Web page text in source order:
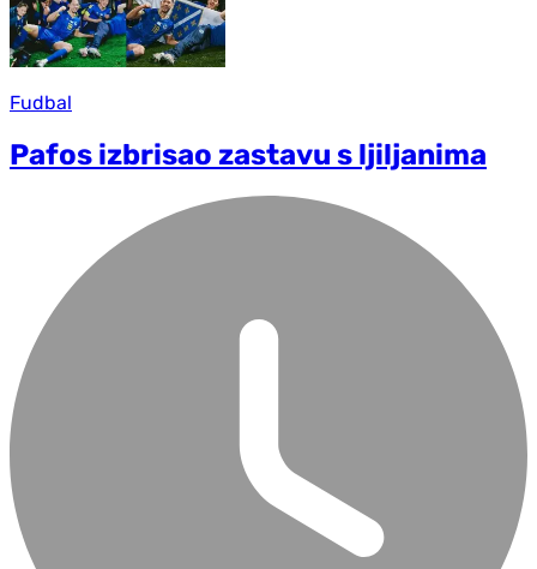
Fudbal
Pafos izbrisao zastavu s ljiljanima